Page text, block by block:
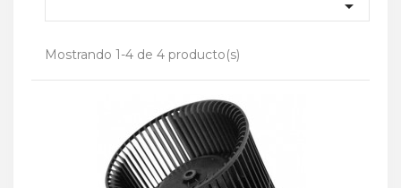

Mostrando 1-4 de 4 producto(s)